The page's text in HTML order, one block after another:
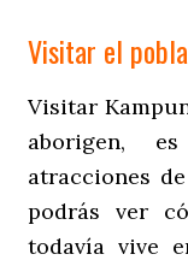
Visitar el
Visitar
aborigen,
atracciones
podrás ver
todavía vive